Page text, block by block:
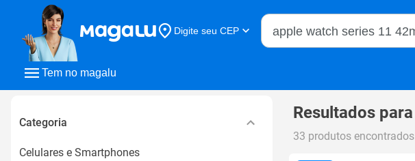
Tem no magalu
Digite seu CEP
Buscar no Magalu
Categoria
Celulares e Smartphones
Resultados para
33 produtos encontrados